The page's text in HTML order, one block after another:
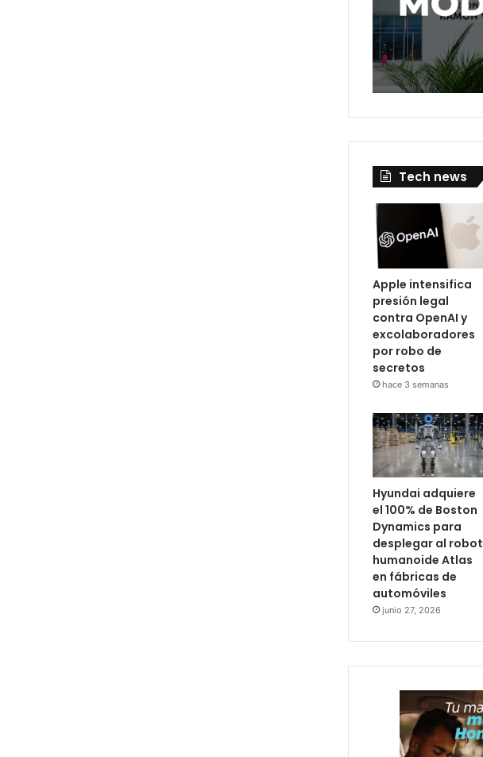
Tech news
Apple intensifica
presión legal
contra OpenAI y
excolaboradores
por robo de
secretos
hace 3 semanas
Hyundai adquiere
el 100% de Boston
Dynamics para
desplegar al robot
humanoide Atlas
en fábricas de
automóviles
junio 27, 2026